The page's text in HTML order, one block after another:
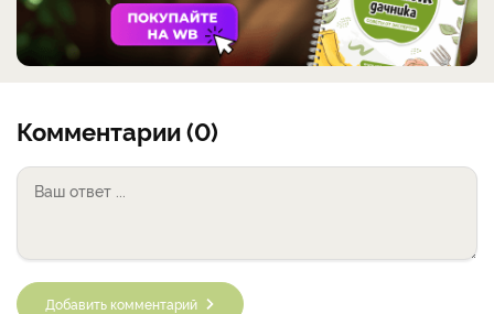
Комментарии (0)
Добавить комментарий